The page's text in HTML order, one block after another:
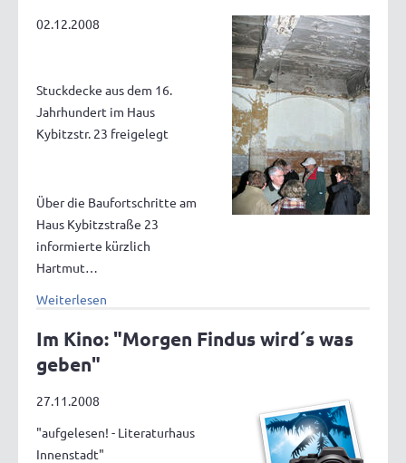
02.12.2008
Stuckdecke aus dem 16.
Jahrhundert im Haus
Kybitzstr. 23 freigelegt
Über die Baufortschritte am
Haus Kybitzstraße 23
informierte kürzlich
Hartmut…
Weiterlesen
Im Kino: "Morgen Findus wird´s was
geben"
27.11.2008
"aufgelesen! - Literaturhaus
Innenstadt"